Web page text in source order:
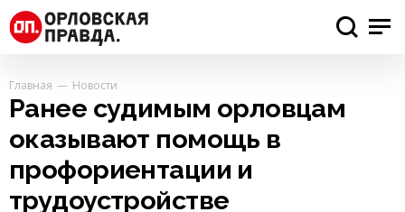
Главная Новости
Ранее судимым орловцам
оказывают помощь в
профориентации и
трудоустройстве